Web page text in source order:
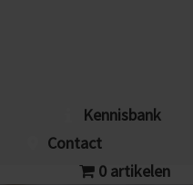
Kennisbank
Contact
0 artikelen